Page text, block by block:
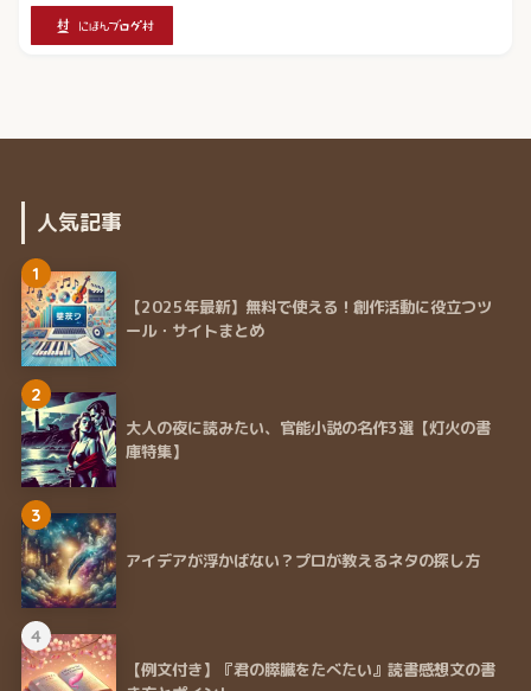
人気記事
1
【2025年最新】無料で使える！創作活動に役立つツ
ール・サイトまとめ
2
大人の夜に読みたい、官能小説の名作3選【灯火の書
庫特集】
3
アイデアが浮かばない？プロが教えるネタの探し方
4
【例文付き】『君の膵臓をたべたい』読書感想文の書